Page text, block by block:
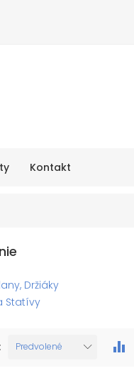
Kontakt
Držiáky
Statívy
Predvolené